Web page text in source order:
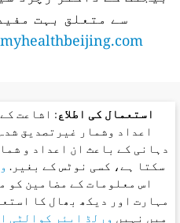
سے متعلق بہت
استعمال کی اطلاع: اشاعت کے
اعداد وشمار غیرتصدیق
دہانی کے باعث ان اعداد و
سکتا ہے، کسی نوٹس کے بغیر.
اس معلومات کے مضامین کو
مہارت اور دیکھ بھال کا
میں نہیںورلڈ ایئر کوالٹی